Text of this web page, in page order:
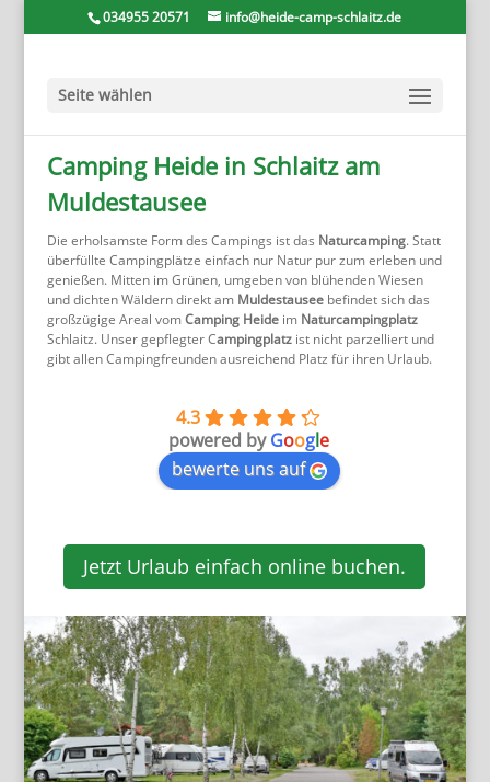
034955 20571 info@heide-camp-schlaitz.de
Seite wählen
Camping Heide in Schlaitz am
Muldestausee
Die erholsamste Form des Campings ist das Naturcamping. Statt
überfüllte Campingplätze einfach nur Natur pur zum erleben und
genießen. Mitten im Grünen, umgeben von blühenden Wiesen
und dichten Wäldern direkt am Muldestauseebefindet sich das
großzügige Areal vomCamping Heideim Naturcampingplatz
Schlaitz. Unser gepflegter Campingplatzist nicht parzelliert und
gibt allen Campingfreunden ausreichend Platz für ihren Urlaub.
4.3
powered byGoogle
bewerte uns auf
Jetzt Urlaub einfach online buchen.